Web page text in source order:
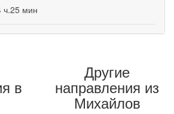
ч.25 мин
в
Другие
направления из
Михайлов